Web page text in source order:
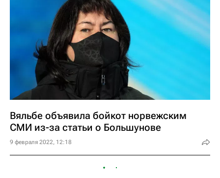
Вяльбе объявила бойкот норвежским
СМИ из-за статьи о Большунове
9 февраля 2022, 12:18